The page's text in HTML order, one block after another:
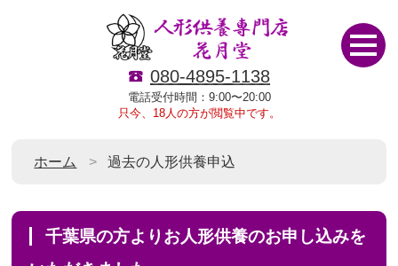
080-4895-1138
電話受付時間：9:00〜20:00
只今、18人の方が閲覧中です。
ホーム 過去の人形供養申込
千葉県の方よりお人形供養のお申し込みを